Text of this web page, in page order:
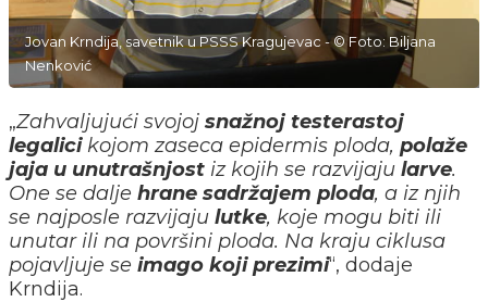
Jovan Krndija, savetnik u PSSS Kragujevac - © Foto: Biljana
Nenković
„Zahvaljujući svojoj snažnoj testerastoj
legalicikojom zaseca epidermis ploda, polaže
jaja u unutrašnjost iz kojih se razvijaju larve.
One se dalje hrane sadržajem ploda, a iz njih
se najposle razvijaju lutke, koje mogu biti ili
unutar ili na površini ploda. Na kraju ciklusa
pojavljuje se imago koji prezimi“, dodaje
Krndija.